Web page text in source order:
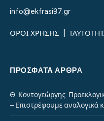
info@ekfrasi97.gr
ΟΡΟΙ ΧΡΗΣΗΣ
ΠΡΌΣΦΑΤΑ ΆΡΘΡΑ
Θ. Κοντογεώργης:
– Επιστρέφουμε αναλογικά